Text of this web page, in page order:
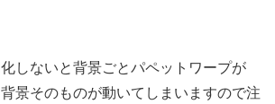
しないと背景ごとパペットワープが
景そのものが動いてしまいますので注